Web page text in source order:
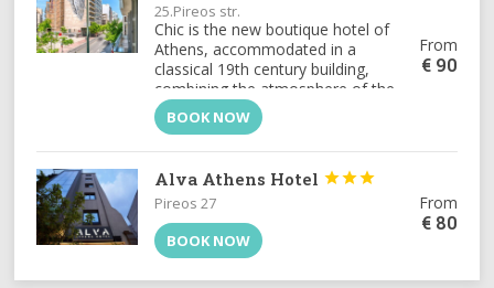
25.Pireos str.
From
€ 90
Chic is the new boutique hotel of
Athens, accommodated in a
classical 19th century building,
combining the atmosphere of the
period with the technology of the
21st century.
BOOK NOW
Alva Athens Hotel 


Pireos 27 From
€ 80
BOOK NOW